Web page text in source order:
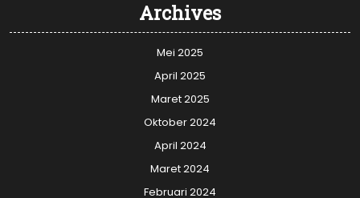
Archives
Mei 2025
April 2025
Maret 2025
Oktober 2024
April 2024
Maret 2024
Februari 2024